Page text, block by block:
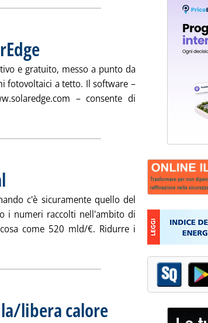
e gratuito, messo a punto da
fotovoltaici a tetto. Il software –
– consente di
tutta la notizia: 'Fv, sistemi progettazione
c'è sicuramente quello del
i numeri raccolti nell'ambito di
come 520 mld/€. Ridurre i
tutta la notizia: 'Smart Heating, soluzioni Hoval
libera calore . Pubblicata venerdì 26 aprile